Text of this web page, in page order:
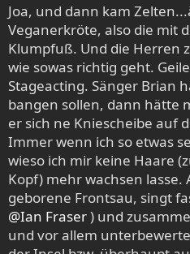
Joa, und dann kam
Veganerkröte, also die mit
Klumpfuß. Und die Herren
wie sowas richtig geht.
Stageacting. Sänger Brian
bangen sollen, dann hätte
er sich ne Kniescheibe auf
Immer wenn ich so etwas
wieso ich mir keine Haare
Kopf) mehr wachsen lasse.
geborene Frontsau, singt
@Ian Fraser) und
und vor allem